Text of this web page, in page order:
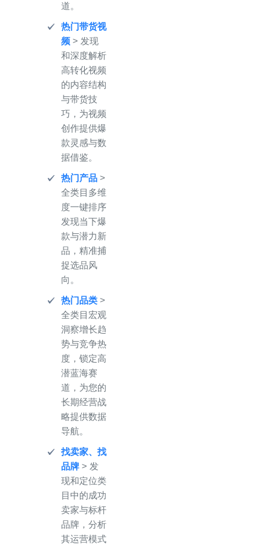
道。
热门带货视
频 > 发现
和深度解析
高转化视频
的内容结构
与带货技
巧，为视频
创作提供爆
款灵感与数
据借鉴。
热门产品 >
全类目多维
度一键排序
发现当下爆
款与潜力新
品，精准捕
捉选品风
向。
热门品类 >
全类目宏观
洞察增长趋
势与竞争热
度，锁定高
潜蓝海赛
道，为您的
长期经营战
略提供数据
导航。
找卖家、找
品牌 > 发
现和定位类
目中的成功
卖家与标杆
品牌，分析
其运营模式